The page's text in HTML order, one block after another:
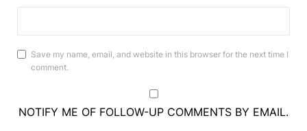
Save my name, email, and website in this browser for the next time I
comment.
NOTIFY ME OF FOLLOW-UP COMMENTS BY EMAIL.